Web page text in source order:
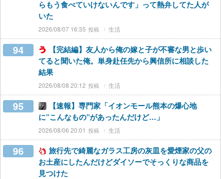
らもう食べていけないんです」って熱弁してた人が
いた
2026/08/07 16:35 生活
94
【完結編】友人から俺の嫁と子が不審な男と歩い
てると聞いた俺。単身赴任先から興信所に相談した
結果
2026/08/08 20:12 生活
95
【速報】専門家「イオンモール熊本の爆心地
に”こんなもの”があったんだけど…」
2026/08/06 20:01 生活
96
旅行先で綺麗なガラス工房の灰皿を愛煙家の父の
お土産にしたんだけどダイソーでそっくりな商品を
見つけた